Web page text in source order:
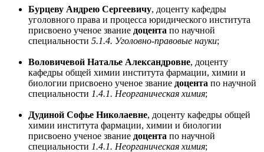
Бурцеву Андрею Сергеевичу, доценту кафедры
уголовного права и процесса юридического института
присвоено ученое звание доцента по научной
специальности 5.1.4. Уголовно-правовые науки;
Воловичевой Наталье Александровне, доценту
кафедры общей химии института фармации, химии и
биологии присвоено ученое звание доцента по научной
специальности 1.4.1. Неорганическая химия;
Дудиной Софье Николаевне, доценту кафедры общей
химии института фармации, химии и биологии
присвоено ученое звание доцента по научной
специальности 1.4.1. Неорганическая химия;